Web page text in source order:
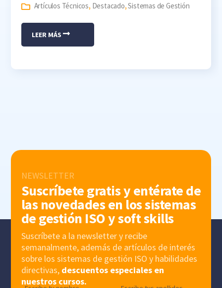
Artículos Técnicos, Destacado,Sistemas de Gestión
LEER MÁS
NEWSLETTER
Suscríbete gratis y entérate de
las novedades en los sistemas
de gestión ISO y soft skills
Suscríbete a la newsletter y recibe
semanalmente, además de artículos de interés
sobre los sistemas de gestión ISO y habilidades
directivas, descuentos especiales en
nuestros cursos.